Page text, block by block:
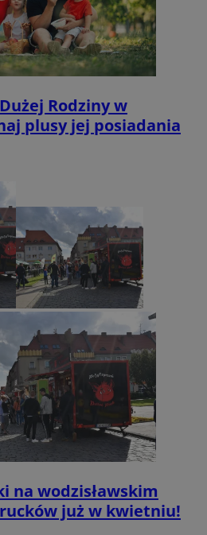
Rodziny w
plusy jej posiadania
na wodzisławskim
już w kwietniu!